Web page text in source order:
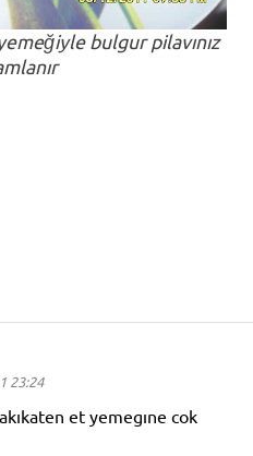
bulgur pilavınız
23:24
et yemegıne cok